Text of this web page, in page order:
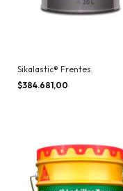
Sikalastic® Frentes
$384.681,00